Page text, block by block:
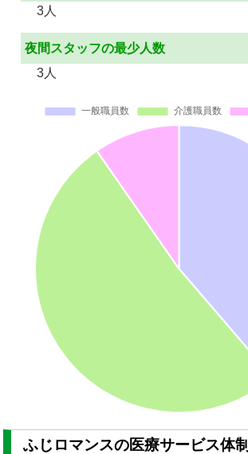
3人
夜間スタッフの最少人数
3人
ふじロマンスの医療サービス体制